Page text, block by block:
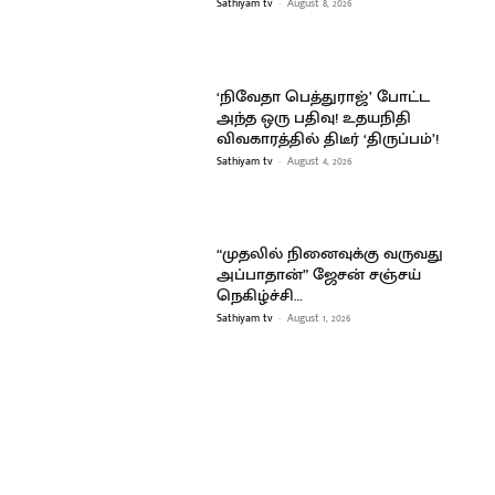
Sathiyam tv - August 8, 2026
‘நிவேதா பெத்துராஜ்’ போட்ட
அந்த ஒரு பதிவு! உதயநிதி
விவகாரத்தில் திடீர் ‘திருப்பம்’!
Sathiyam tv - August 4, 2026
“முதலில் நினைவுக்கு வருவது
அப்பாதான்” ஜேசன் சஞ்சய்
நெகிழ்ச்சி…
Sathiyam tv - August 1, 2026